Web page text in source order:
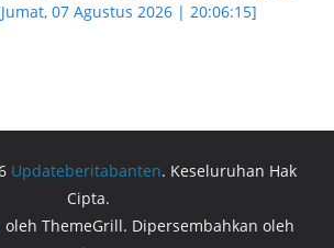
07 Agustus 2026 | 20:06:15]
Updateberitabanten. Keseluruhan Hak
Cipta.
oleh ThemeGrill. Dipersembahkan oleh